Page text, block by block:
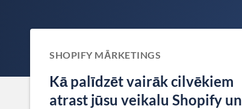
SHOPIFY MĀRKETINGS
Kā palīdzēt vairāk cilvēkiem
atrast jūsu veikalu Shopify un